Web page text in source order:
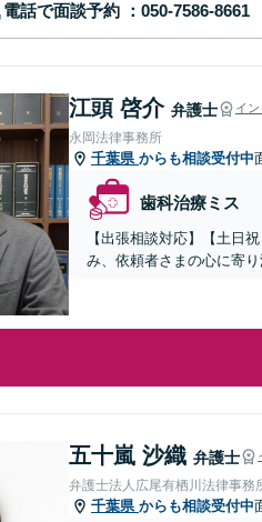
電話で面談予約
江頭 啓介 弁護士 イ
永岡法律事務所
千葉県 からも相談受付中
歯科治療ミス
【出張相談対応】【土日
み、依頼者さまの心に寄
五十嵐 沙織 弁護士
弁護士法人広尾有栖川法律事務
千葉県 からも相談受付中